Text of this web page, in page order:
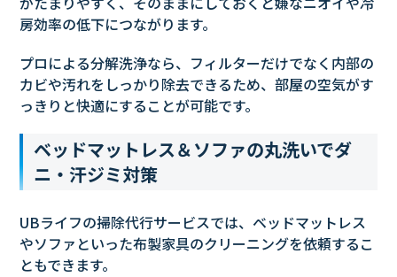
房効率の低下につながります。
プロによる分解洗浄なら、フィルターだけでなく内部の
カビや汚れをしっかり除去できるため、部屋の空気がす
っきりと快適にすることが可能です。
ベッドマットレス＆ソファの丸洗いでダ
ニ・汗ジミ対策
UBライフの掃除代行サービスでは、ベッドマットレス
やソファといった布製家具のクリーニングを依頼するこ
ともできます。